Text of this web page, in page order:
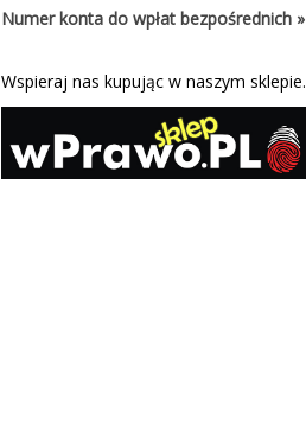
Numer konta do wpłat bezpośrednich »
Wspieraj nas kupując w naszym sklepie.